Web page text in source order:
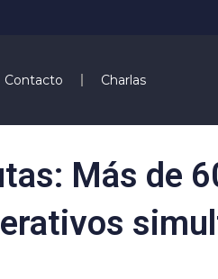
Contacto Charlas
Más de